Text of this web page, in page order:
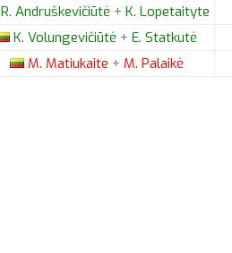
R. Andruškevičiūtė + K. Lopetaityte
K. Volungevičiūtė + E. Statkutė
M. Matiukaite + M. Palaikė